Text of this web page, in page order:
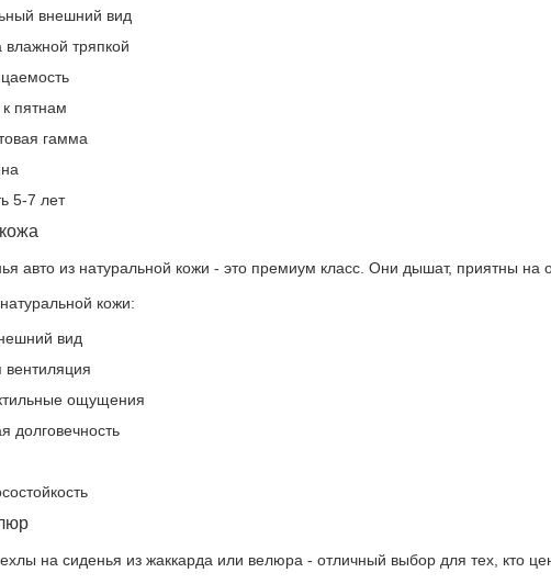
внешний вид
влажной тряпкой
к пятнам
гамма
5-7 лет
авто из натуральной кожи - это премиум класс. Они дышат, приятны на
кожи:
вид
вентиляция
ощущения
долговечность
на сиденья из жаккарда или велюра - отличный выбор для тех, кто